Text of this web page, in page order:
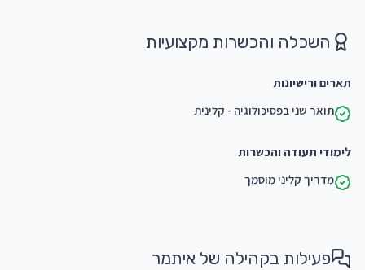
השכלה והכשרות מקצועיות
תארים ורישיונות
תואר שני בפסיכולוגיה - קלינית
לימודי תעודה והכשרות
מדריך קליני מוסמך
פעילות בקהילה שלאיתמר